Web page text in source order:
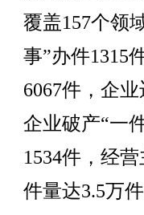
覆盖157个领
事”办件1315
6067件，企
企业破产“一
1534件，经
件量达3.5万件